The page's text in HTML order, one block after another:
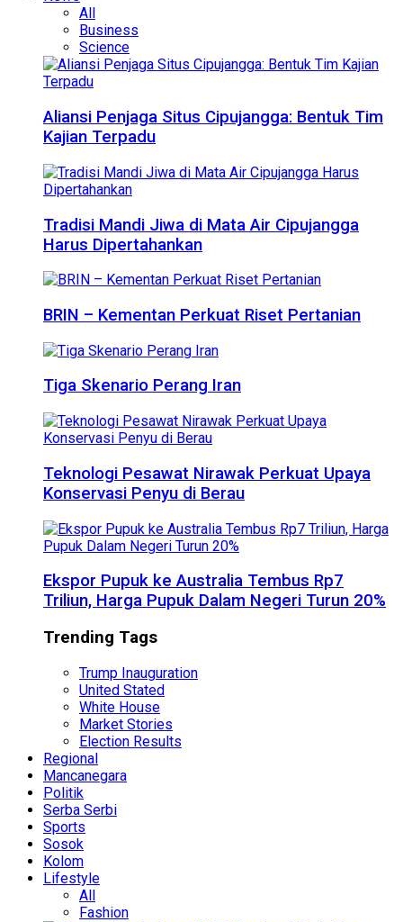
All
Business
Science
Aliansi Penjaga Situs Cipujangga: Bentuk Tim
Kajian Terpadu
Tradisi Mandi Jiwa di Mata Air Cipujangga
Harus Dipertahankan
BRIN – Kementan Perkuat Riset Pertanian
Tiga Skenario Perang Iran
Teknologi Pesawat Nirawak Perkuat Upaya
Konservasi Penyu di Berau
Ekspor Pupuk ke Australia Tembus Rp7
Triliun, Harga Pupuk Dalam Negeri Turun 20%
Trending Tags
Trump Inauguration
United Stated
White House
Market Stories
Election Results
Regional
Mancanegara
Politik
Serba Serbi
Sports
Sosok
Kolom
Lifestyle
All
Fashion